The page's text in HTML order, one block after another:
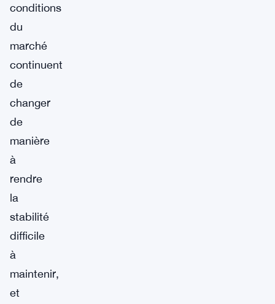
conditions
du
marché
continuent
de
changer
de
manière
à
rendre
la
stabilité
difficile
à
maintenir,
et